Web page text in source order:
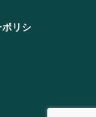
リシ